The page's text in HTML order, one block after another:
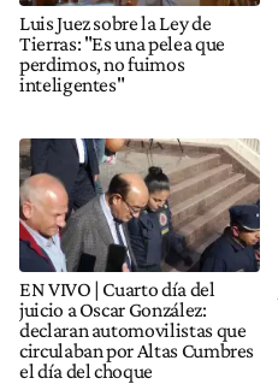
Luis Juez sobre la Ley de
Tierras: "Es una pelea que
perdimos, no fuimos
inteligentes"
EN VIVO | Cuarto día del
juicio a Oscar González:
declaran automovilistas que
circulaban por Altas Cumbres
el día del choque